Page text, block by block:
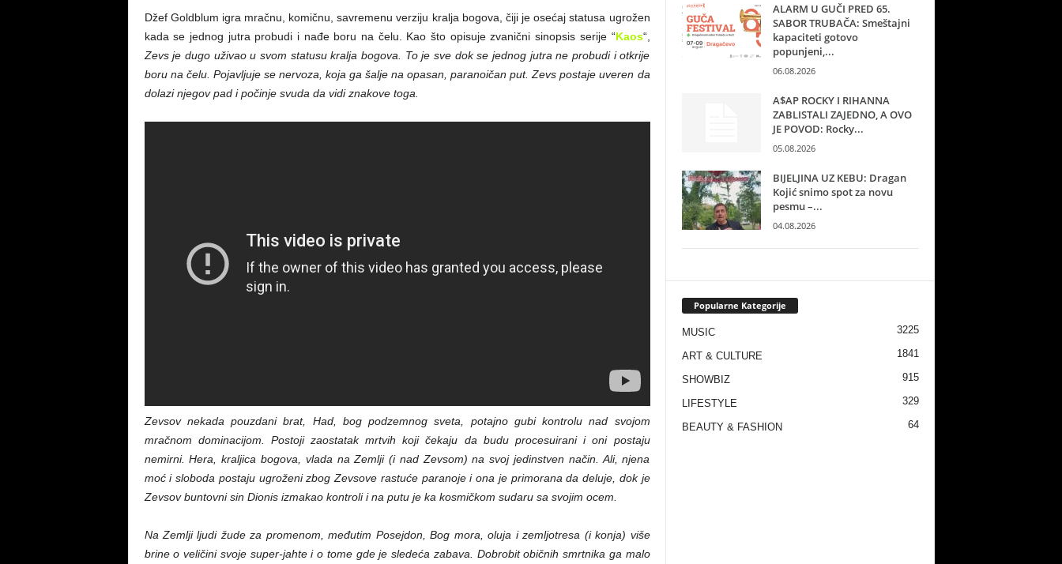
Džef Goldblum igra mračnu, komičnu, savremenu verziju kralja bogova, čiji je osećaj statusa ugrožen
kada se jednog jutra probudi i nađe boru na čelu. Kao što opisuje zvanični sinopsis serije “Kaos“,
Zevs je dugo uživao u svom statusu kralja bogova. To je sve dok se jednog jutra ne probudi i otkrije
boru na čelu. Pojavljuje se nervoza, koja ga šalje na opasan, paranoičan put. Zevs postaje uveren da
dolazi njegov pad i počinje svuda da vidi znakove toga.
Zevsov nekada pouzdani brat, Had, bog podzemnog sveta, potajno gubi kontrolu nad svojom
mračnom dominacijom. Postoji zaostatak mrtvih koji čekaju da budu procesuirani i oni postaju
nemirni. Hera, kraljica bogova, vlada na Zemlji (i nad Zevsom) na svoj jedinstven način. Ali, njena
moć i sloboda postaju ugroženi zbog Zevsove rastuće paranoje i ona je primorana da deluje, dok je
Zevsov buntovni sin Dionis izmakao kontroli i na putu je ka kosmičkom sudaru sa svojim ocem.
Na Zemlji ljudi žude za promenom, međutim Posejdon, Bog mora, oluja i zemljotresa (i konja) više
brine o veličini svoje super-jahte i o tome gde je sledeća zabava. Dobrobit običnih smrtnika ga malo
ALARM U GUČI PRED 65.
SABOR TRUBAČA: Smeštajni
kapaciteti gotovo
popunjeni,...
06.08.2026
A$AP ROCKY I RIHANNA
ZABLISTALI ZAJEDNO, A OVO
JE POVOD: Rocky...
05.08.2026
BIJELJINA UZ KEBU: Dragan
Kojić snimo spot za novu
pesmu –...
04.08.2026
Popularne Kategorije
MUSIC 3225
ART & CULTURE 1841
SHOWBIZ 915
LIFESTYLE 329
BEAUTY & FASHION 64